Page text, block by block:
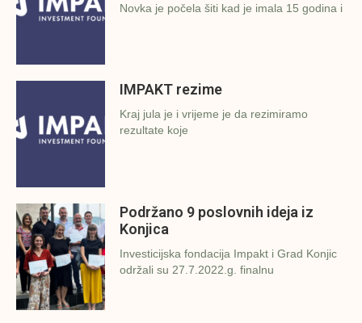
Novka je počela šiti kad je imala 15 godina i
IMPAKT rezime
Kraj jula je i vrijeme je da rezimiramo
rezultate koje
Podržano 9 poslovnih ideja iz
Konjica
Investicijska fondacija Impakt i Grad Konjic
održali su 27.7.2022.g. finalnu